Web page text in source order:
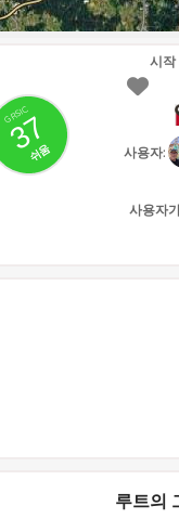
GRSIC
37
쉬움
시작
사용자:
사용자
루트의